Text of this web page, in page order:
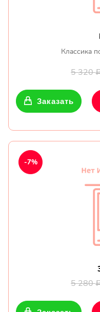
Классика
5 320
Заказать
5 280
-7%